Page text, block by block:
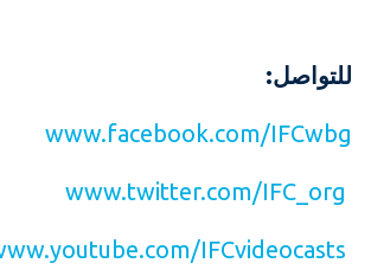
للتواصل:
www.facebook.com/IFCwbg